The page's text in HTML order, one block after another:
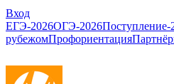
Вход
ЕГЭ-2026ОГЭ-2026Поступление-
рубежомПрофориентация